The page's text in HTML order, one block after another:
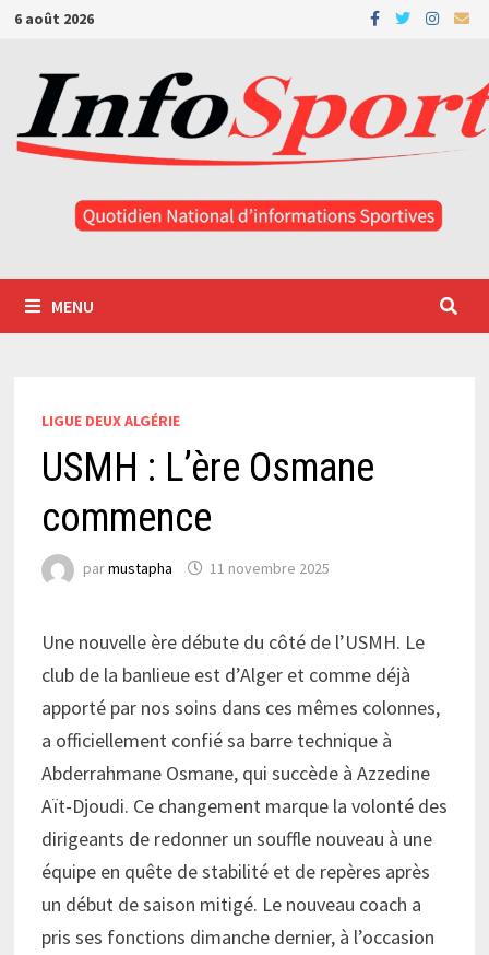
Passer
contenu
6 août 2026
MENU
LIGUE DEUX ALGÉRIE
USMH : L’ère Osmane
commence
parmustapha 11 novembre 2025
Une nouvelle ère débute du côté de l’USMH. Le
club de la banlieue est d’Alger et comme déjà
apporté par nos soins dans ces mêmes colonnes,
a officiellement confié sa barre technique à
Abderrahmane Osmane, qui succède à Azzedine
Aït-Djoudi. Ce changement marque la volonté des
dirigeants de redonner un souffle nouveau à une
équipe en quête de stabilité et de repères après
un début de saison mitigé. Le nouveau coach a
pris ses fonctions dimanche dernier, à l’occasion